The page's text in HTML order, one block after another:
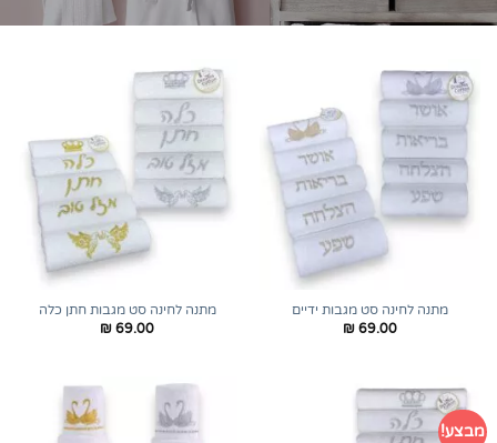
מתנה לחינה סט מגבות ידיים
₪ 69.00
מתנה לחינה סט מגבות חתן כלה
₪ 69.00
מבצע!